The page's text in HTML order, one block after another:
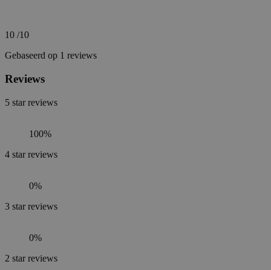
10 /10
Gebaseerd op 1 reviews
Reviews
5 star reviews
100%
4 star reviews
0%
3 star reviews
0%
2 star reviews